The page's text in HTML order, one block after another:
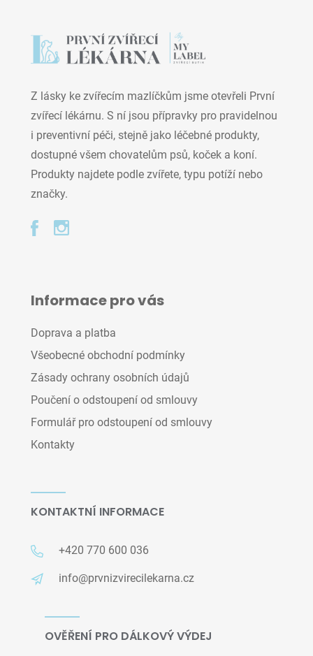
Z lásky ke zvířecím mazlíčkům jsme otevřeli První
zvířecí lékárnu. S ní jsou přípravky pro pravidelnou
i preventivní péči, stejně jako léčebné produkty,
dostupné všem chovatelům psů, koček a koní.
Produkty najdete podle zvířete, typu potíží nebo
značky.
Informace pro vás
Doprava a platba
Všeobecné obchodní podmínky
Zásady ochrany osobních údajů
Poučení o odstoupení od smlouvy
Formulář pro odstoupení od smlouvy
Kontakty
KONTAKTNÍ INFORMACE
+420 770 600 036
info@prvnizvirecilekarna.cz
OVĚŘENÍ PRO DÁLKOVÝ VÝDEJ